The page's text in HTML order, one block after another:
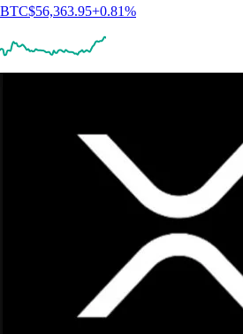
BTC$56,363.95+0.81%